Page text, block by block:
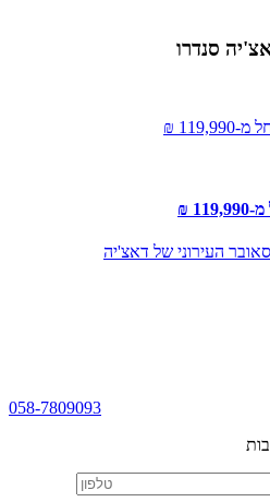
סנדרו
₪
העירוני של דאצ'יה
058-7809093